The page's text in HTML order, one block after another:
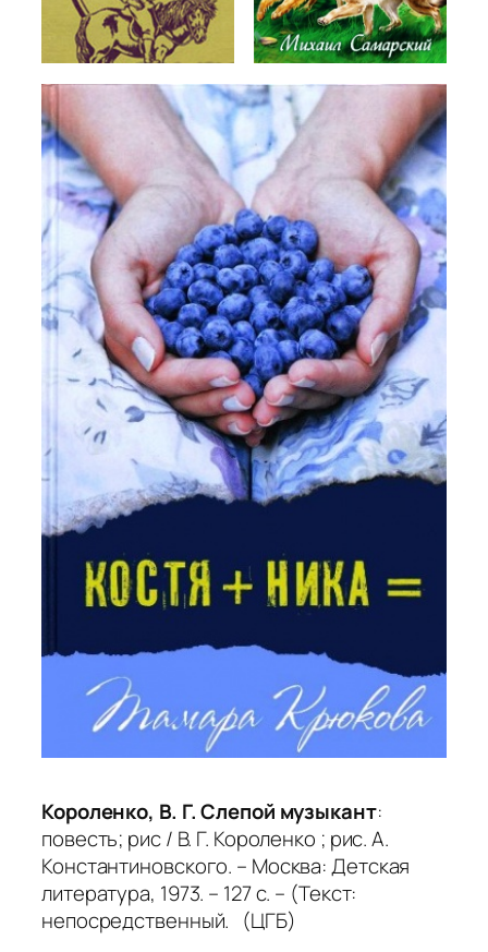
Короленко, В. Г. Слепой музыкант:
повесть; рис / В. Г. Короленко ; рис. А.
Константиновского. – Москва: Детская
литература, 1973. – 127 с. – (Текст:
непосредственный. (ЦГБ)